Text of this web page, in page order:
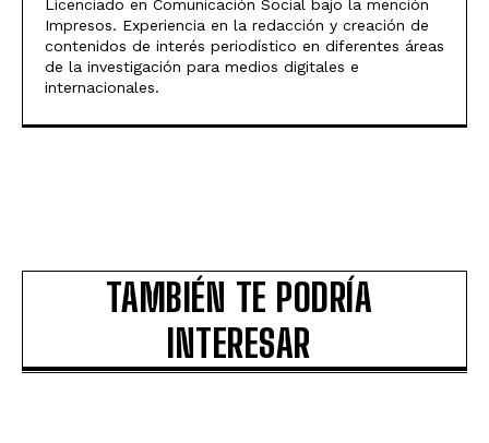
Licenciado en Comunicación Social bajo la mención
Impresos. Experiencia en la redacción y creación de
contenidos de interés periodístico en diferentes áreas
de la investigación para medios digitales e
internacionales.
TAMBIÉN TE PODRÍA
INTERESAR